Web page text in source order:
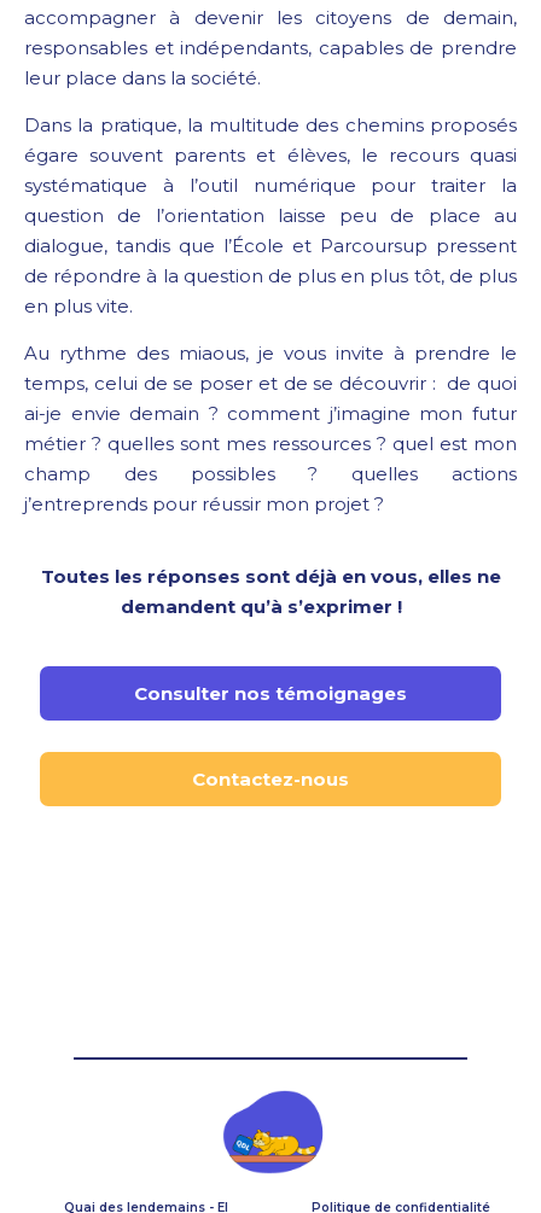
accompagner à devenir les citoyens de demain,
responsables et indépendants, capables de prendre
leur place dans la société.
Dans la pratique, la multitude des chemins proposés
égare souvent parents et élèves, le recours quasi
systématique à l’outil numérique pour traiter la
question de l’orientation laisse peu de place au
dialogue, tandis que l’École et Parcoursup pressent
de répondre à la question de plus en plus tôt, de plus
en plus vite.
Au rythme des miaous, je vous invite à prendre le
temps, celui de se poser et de se découvrir : de quoi
ai-je envie demain ? comment j’imagine mon futur
métier ? quelles sont mes ressources ? quel est mon
champ des possibles ? quelles actions
j’entreprends pour réussir mon projet ?
Toutes les réponses sont déjà en vous, elles ne
demandent qu’à s’exprimer !
Consulter nos témoignages
Contactez-nous
Quai des lendemains - EI Politique de confidentialité